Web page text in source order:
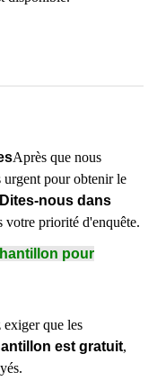
Après que nous
urgent pour obtenir le
Dites-nous dans
priorité d'enquête.
pour
que les
est gratuit,